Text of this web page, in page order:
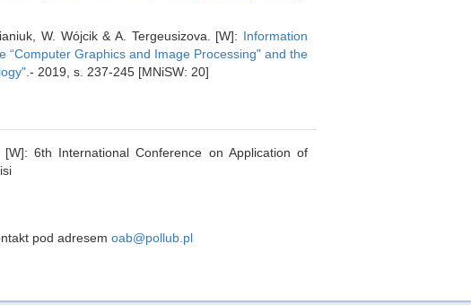
W. Wójcik & A. Tergeusizova. [W]: Information
Graphics and Image Processing" and the
.- 2019, s. 237-245 [MNiSW: 20]
. [W]: 6th International Conference on Application of
pod adresem oab@pollub.pl